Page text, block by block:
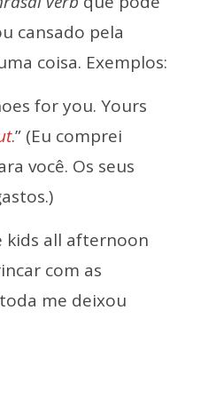
cansado pela
coisa. Exemplos:
for you. Yours
.” (Eu comprei
você. Os seus
kids all afternoon
com as
me deixou